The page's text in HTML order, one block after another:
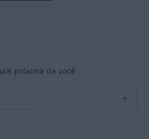
próxima de você